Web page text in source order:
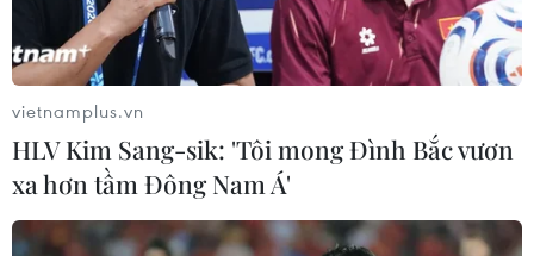
TIN LIÊN QUAN
vietnamplus.vn
HLV Kim Sang-sik: 'Tôi mong Đình Bắc vươn
xa hơn tầm Đông Nam Á'